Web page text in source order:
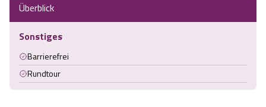
Überblick
Sonstiges
Barrierefrei
Rundtour